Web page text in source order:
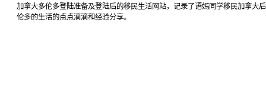
加拿大多伦多登陆准备及登陆后的移民生活网站，记录了语嫣同学移民加拿大
伦多的生活的点点滴滴和经验分享。